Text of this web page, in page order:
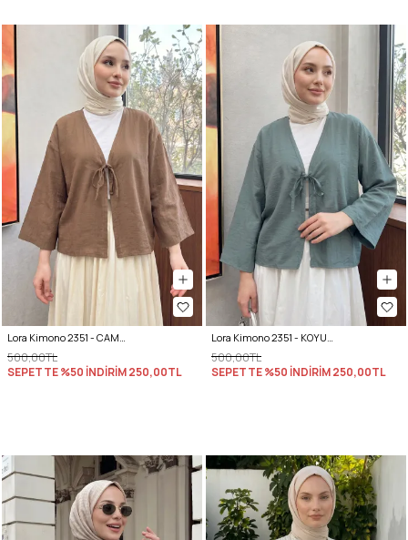
Lora Kimono 2351 - CAMEL
500,00TL
SEPETTE %50 İNDİRİM250,00TL
Lora Kimono 2351 - KOYU MİNT YEŞİLİ
500,00TL
SEPETTE %50 İNDİRİM250,00TL